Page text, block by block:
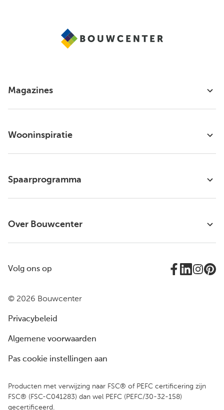
Magazines
Wooninspiratie
Spaarprogramma
Over Bouwcenter
© 2026 Bouwcenter
Privacybeleid
Algemene voorwaarden
Pas cookie instellingen aan
Volg ons op
Producten met verwijzing naar FSC® of PEFC certificering zijn
FSC® (FSC-C041283) dan wel PEFC (PEFC/30-32-158)
gecertificeerd.